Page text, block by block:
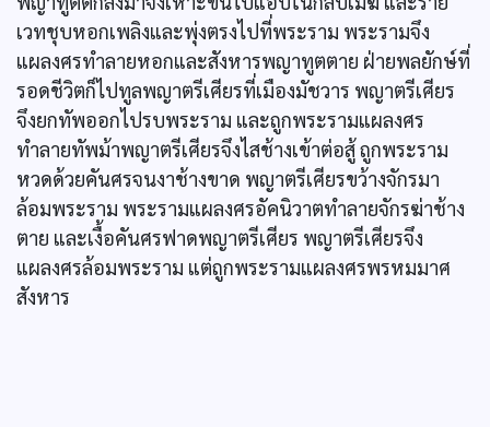
เวทชุบหอกเพลิงและพุ่งตรงไปที่พระราม พระรามจึง
แผลงศรทำลายหอกและสังหารพญาทูตตาย ฝ่ายพลยักษ์ที่
รอดชีวิตก็ไปทูลพญาตรีเศียรที่เมืองมัชวาร พญาตรีเศียร
จึงยกทัพออกไปรบพระราม และถูกพระรามแผลงศร
ทำลายทัพม้าพญาตรีเศียรจึงไสช้างเข้าต่อสู้ ถูกพระราม
หวดด้วยคันศรจนงาช้างขาด พญาตรีเศียรขว้างจักรมา
ล้อมพระราม พระรามแผลงศรอัคนิวาตทำลายจักรฆ่าช้าง
ตาย และเงื้อคันศรฟาดพญาตรีเศียร พญาตรีเศียรจึง
แผลงศรล้อมพระราม แต่ถูกพระรามแผลงศรพรหมมาศ
สังหาร